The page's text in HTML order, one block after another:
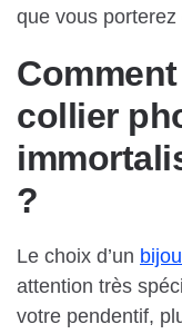
que vous
collier
?
Le choix d’un
attention très
votre pendentif,